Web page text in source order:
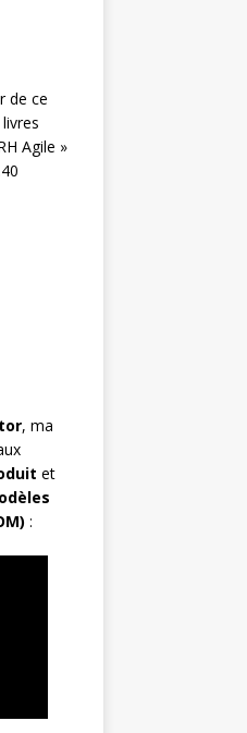
de ce
Agile »
, ma
et
: